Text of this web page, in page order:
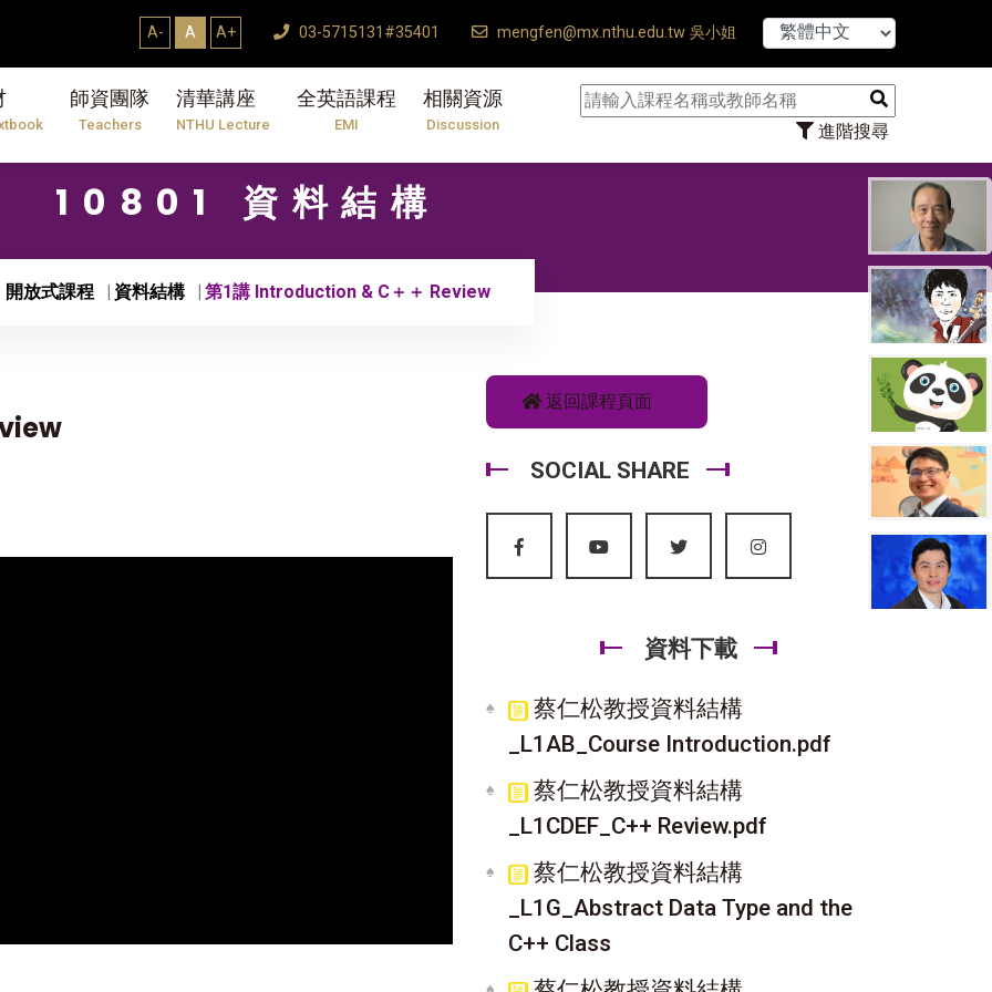
A- A A+ 03-5715131#35401 mengfen@mx.nthu.edu.tw 吳小姐
師資團隊
Teachers
清華講座
NTHU Lecture
全英語課程
EMI
相關資源
Discussion 進階搜尋
度第2學期研究生論文口試結束Thesis Defense Ends ♠ 【8/1】
10801 資料結構
開放式課程 資料結構 第1講 Introduction & C＋＋ Review
返回課程頁面
SOCIAL SHARE
資料下載
蔡仁松教授資料結構
_L1AB_Course Introduction.pdf
蔡仁松教授資料結構
_L1CDEF_C++ Review.pdf
蔡仁松教授資料結構
_L1G_Abstract Data Type and the
C++ Class